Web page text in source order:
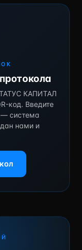
КАПИТАЛ
код. Введите
— система
нами и